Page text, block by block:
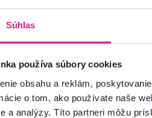
Súhlas
používa súbory cookies
obsahu a reklám,
o tom, ako používate naše
a analýzy. Títo partneri môžu
5,0
5,0
5,0
5,0
5,0